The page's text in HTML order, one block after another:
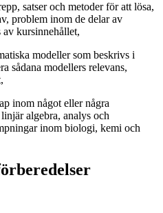
satser och metoder för att lösa,
problem inom de delar av
av kursinnehållet,
modeller som beskrivs i
sådana modellers relevans,
inom något eller några
algebra, analys och
inom biologi, kemi och